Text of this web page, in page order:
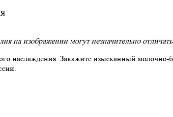
на изображении могут незначительно
наслаждения. Закажите изысканный